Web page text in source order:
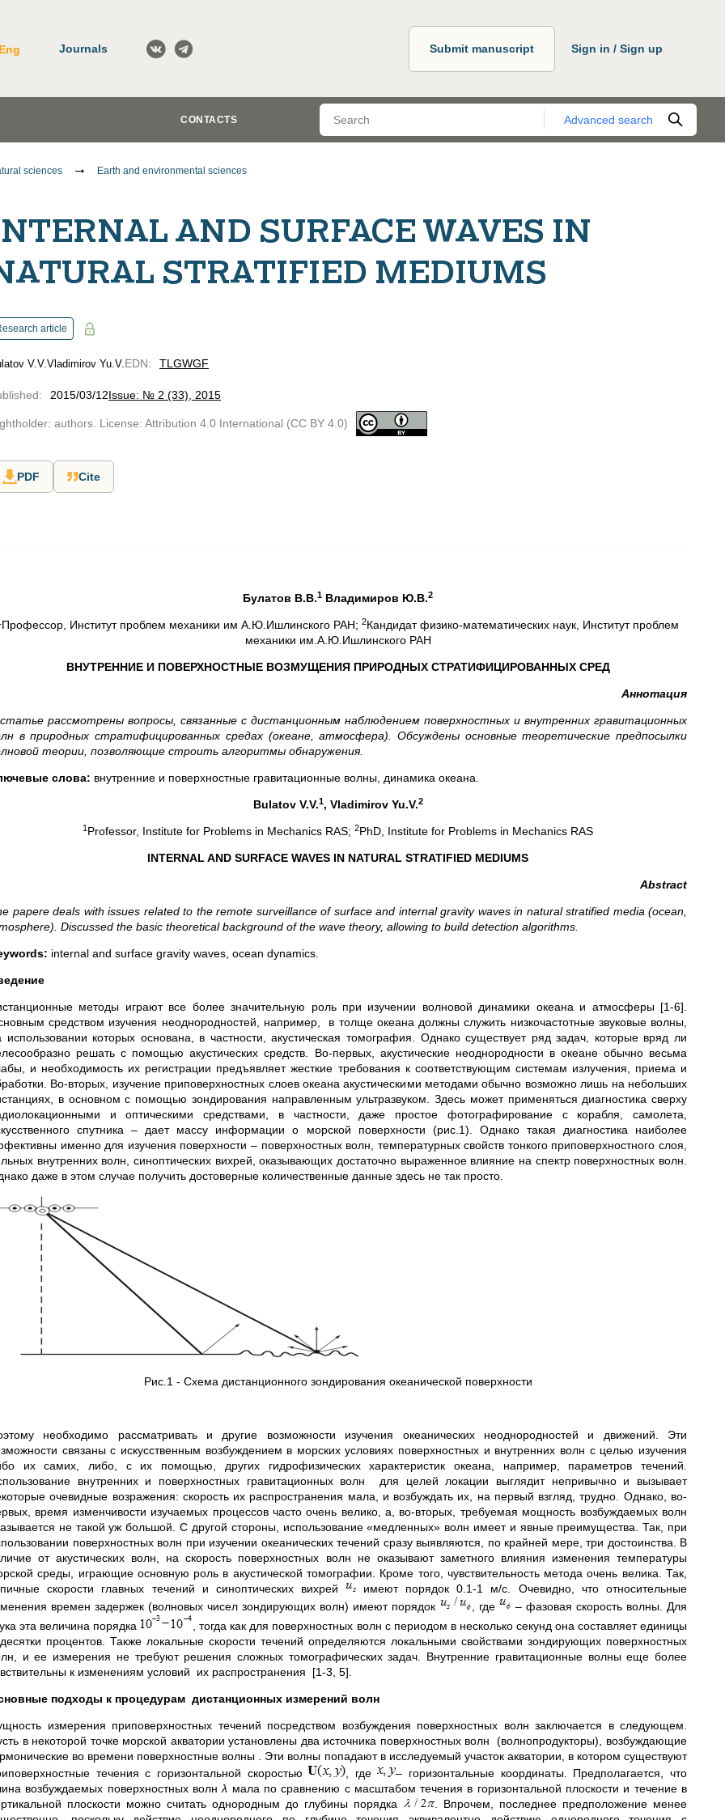
Eng Journals Submit manuscript Sign in / Sign up
CONTACTS Advanced search
sciences Earth and environmental sciences
AND SURFACE WAVES IN
STRATIFIED MEDIUMS
article
V.V. Vladimirov Yu.V. EDN: TLGWGF
: 2015/03/12Issue: № 2 (33), 2015
authors. License: Attribution 4.0 International (CC BY 4.0)
PDF Cite
Булатов В.В.1 Владимиров Ю.В.2
Профессор, Институт проблем механики им А.Ю.Ишлинского РАН; 2Кандидат физико-математических наук, Институт проблем
механики им.А.Ю.Ишлинского РАН
ВНУТРЕННИЕ И ПОВЕРХНОСТНЫЕ ВОЗМУЩЕНИЯ ПРИРОДНЫХ СТРАТИФИЦИРОВАННЫХ СРЕД
Аннотация
рассмотрены вопросы, связанные с дистанционным наблюдением поверхностных и внутренних гравитационных
в природных стратифицированных средах (океане, атмосфера). Обсуждены основные теоретические предпосылки
теории, позволяющие строить алгоритмы обнаружения.
слова: внутренние и поверхностные гравитационные волны, динамика океана.
Bulatov V.V.1, Vladimirov Yu.V.2
1 Professor, Institute for Problems in Mechanics RAS; 2PhD, Institute for Problems in Mechanics RAS
INTERNAL AND SURFACE WAVES IN NATURAL STRATIFIED MEDIUMS
Abstract
papere deals with issues related to the remote surveillance of surface and internal gravity waves in natural stratified media (ocean,
Discussed the basic theoretical background of the wave theory, allowing to build detection algorithms.
internal and surface gravity waves, ocean dynamics.
методы играют все более значительную роль при изучении волновой динамики океана и атмосферы [1-6].
средством изучения неоднородностей, например, в толще океана должны служить низкочастотные звуковые волны,
использовании которых основана, в частности, акустическая томография. Однако существует ряд задач, которые вряд ли
решать с помощью акустических средств. Во-первых, акустические неоднородности в океане обычно весьма
и необходимость их регистрации предъявляет жесткие требования к соответствующим системам излучения, приема и
Во-вторых, изучение приповерхностных слоев океана акустическими методами обычно возможно лишь на небольших
в основном с помощью зондирования направленным ультразвуком. Здесь может применяться диагностика сверху
и оптическими средствами, в частности, даже простое фотографирование с корабля, самолета,
спутника – дает массу информации о морской поверхности (рис.1). Однако такая диагностика наиболее
именно для изучения поверхности – поверхностных волн, температурных свойств тонкого приповерхностного слоя,
внутренних волн, синоптических вихрей, оказывающих достаточно выраженное влияние на спектр поверхностных волн.
даже в этом случае получить достоверные количественные данные здесь не так просто.
Рис.1 - Схема дистанционного зондирования океанической поверхности
необходимо рассматривать и другие возможности изучения океанических неоднородностей и движений. Эти
связаны с искусственным возбуждением в морских условиях поверхностных и внутренних волн с целью изучения
их самих, либо, с их помощью, других гидрофизических характеристик океана, например, параметров течений.
внутренних и поверхностных гравитационных волн для целей локации выглядит непривычно и вызывает
очевидные возражения: скорость их распространения мала, и возбуждать их, на первый взгляд, трудно. Однако, во-
время изменчивости изучаемых процессов часто очень велико, а, во-вторых, требуемая мощность возбуждаемых волн
не такой уж большой. С другой стороны, использование «медленных» волн имеет и явные преимущества. Так, при
поверхностных волн при изучении океанических течений сразу выявляются, по крайней мере, три достоинства. В
от акустических волн, на скорость поверхностных волн не оказывают заметного влияния изменения температуры
среды, играющие основную роль в акустической томографии. Кроме того, чувствительность метода очень велика. Так,
скорости главных течений и синоптических вихрей
имеют порядок 0.1-1 м/с. Очевидно, что относительные
времен задержек (волновых чисел зондирующих волн) имеют порядок
, где
– фазовая скорость волны. Для
эта величина порядка
, тогда как для поверхностных волн с периодом в несколько секунд она составляет единицы
процентов. Также локальные скорости течений определяются локальными свойствами зондирующих поверхностных
и ее измерения не требуют решения сложных томографических задач. Внутренние гравитационные волны еще более
к изменениям условий их распространения [1-3, 5].
подходы к процедурам дистанционных измерений волн
измерения приповерхностных течений посредством возбуждения поверхностных волн заключается в следующем.
в некоторой точке морской акватории установлены два источника поверхностных волн (волнопродукторы), возбуждающие
во времени поверхностные волны . Эти волны попадают в исследуемый участок акватории, в котором существуют
течения с горизонтальной скоростью
, где
– горизонтальные координаты. Предполагается, что
возбуждаемых поверхностных волнλ мала по сравнению с масштабом течения в горизонтальной плоскости и течение в
плоскости можно считать однородным до глубины порядка
. Впрочем, последнее предположение менее